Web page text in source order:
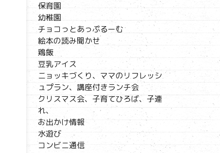
保育園
幼稚園
チョコっとあっぷるーむ
絵本の読み聞かせ
鶏飯
豆乳アイス
ニョッキづくり、ママのリフレッシ
ュプラン、講座付きランチ会
クリスマス会、子育てひろば、子連
れ、
お出かけ情報
水遊び
コンビニ通信